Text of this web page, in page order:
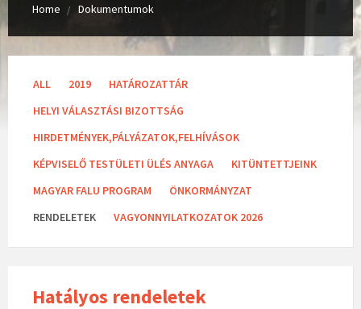
Home Dokumentumok
C
t
g
o
r
i
e
s
:
ALL 2019
HATÁROZATTÁR
HELYI VÁLASZTÁSI BIZOTTSÁG
HIRDETMÉNYEK,PÁLYÁZATOK,FELHÍVÁSOK
KÉPVISELŐ TESTÜLETI ÜLÉS ANYAGA
KITÜNTETTJEINK
MAGYAR FALU PROGRAM
ÖNKORMÁNYZAT
RENDELETEK
VAGYONNYILATKOZATOK 2026
Hatályos rendeletek